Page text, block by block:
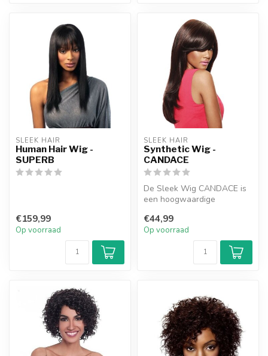
SLEEK HAIR
Human Hair Wig -
SUPERB
€159,99
Op voorraad
SLEEK HAIR
Synthetic Wig -
CANDACE
De Sleek Wig CANDACE is
een hoogwaardige
moeiteloos elega...
€44,99
Op voorraad